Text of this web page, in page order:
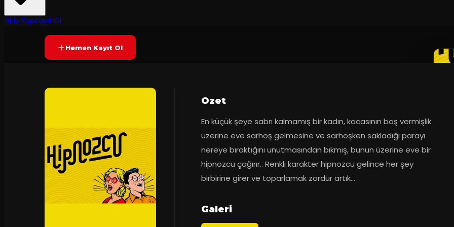
Giriş YapKayıt OlYAKINDA
Hemen Kayıt Ol
Ozet
En küçük şeye sabrı kalmamış bir kadın, kocasının boş vermişlik
üzerine eve sarhoş gelmesine ve sarhoşken sakladığı parayı
nereye bıraktığını unutmasından bıkmış, bunun üzerine eve bir
hipnozcu çağırır.. Renkli karakter hipnozcu gelince her şey
birbirine girer ve toparlamak zordur artık...
Galeri